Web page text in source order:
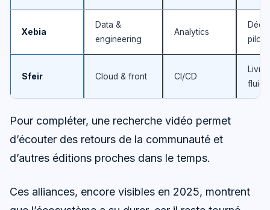
Xebia
Data &
engineering
Analytics
Sfeir Cloud & front CI/CD
Pour compléter, une recherche vidéo permet
d’écouter des retours de la communauté et
d’autres éditions proches dans le temps.
Ces alliances, encore visibles en 2025, montrent